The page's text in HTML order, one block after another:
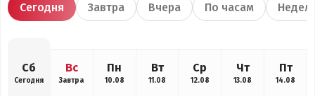
Сегодня Завтра Вчера По часам
Сб
Сегодня
Вс
Завтра
Пн
10.08
Вт
11.08
Ср
12.08
Чт
13.08
Пт
14.08